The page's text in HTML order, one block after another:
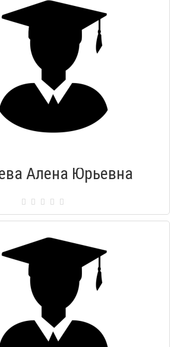
Алена Юрьевна
Сертификат: 00825336
Комсомольск на Амуре